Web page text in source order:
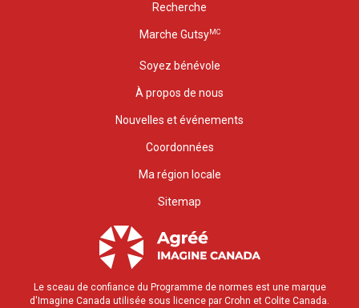
Recherche
Marche GutsyMC
Soyez bénévole
À propos de nous
Nouvelles et événements
Coordonnées
Ma région locale
Sitemap
Le sceau de confiance du Programme de normes est une marque
d'Imagine Canada utilisée sous licence par Crohn et Colite Canada.